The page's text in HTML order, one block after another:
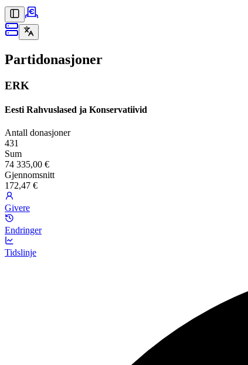
Partidonasjoner
ERK
Eesti Rahvuslased ja Konservatiivid
Antall donasjoner
431
Sum
74 335,00 €
Gjennomsnitt
172,47 €
Givere
Endringer
Tidslinje